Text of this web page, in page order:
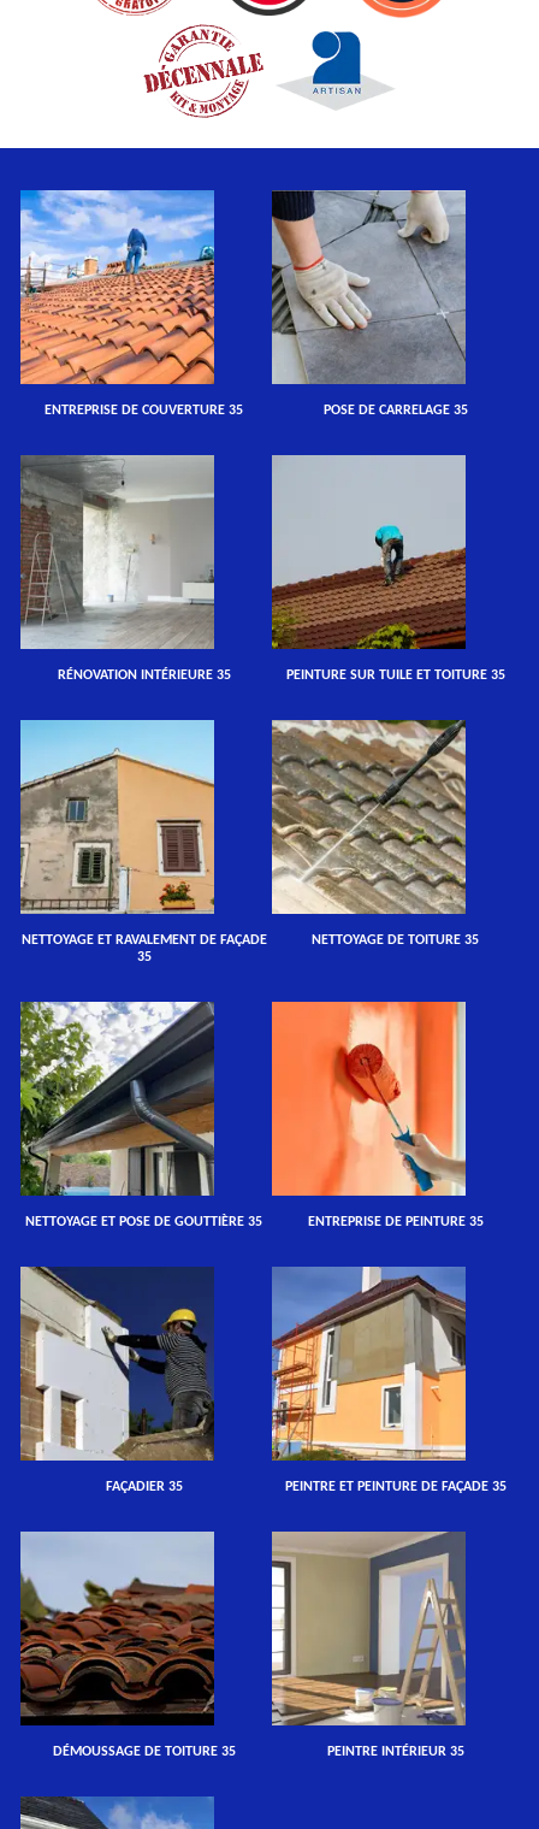
ENTREPRISE DE COUVERTURE 35 POSE DE CARRELAGE 35
RÉNOVATION INTÉRIEURE 35 PEINTURE SUR TUILE ET TOITURE 35
NETTOYAGE ET RAVALEMENT DE FAÇADE
35
NETTOYAGE DE TOITURE 35
NETTOYAGE ET POSE DE GOUTTIÈRE 35 ENTREPRISE DE PEINTURE 35
FAÇADIER 35 PEINTRE ET PEINTURE DE FAÇADE 35
DÉMOUSSAGE DE TOITURE 35 PEINTRE INTÉRIEUR 35